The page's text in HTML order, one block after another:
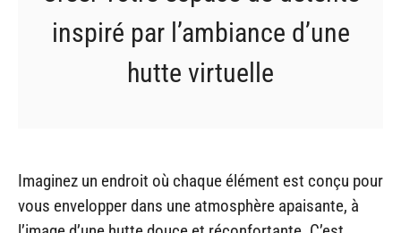
inspiré par l’ambiance d’une
hutte virtuelle
Imaginez un endroit où chaque élément est conçu pour
vous envelopper dans une atmosphère apaisante, à